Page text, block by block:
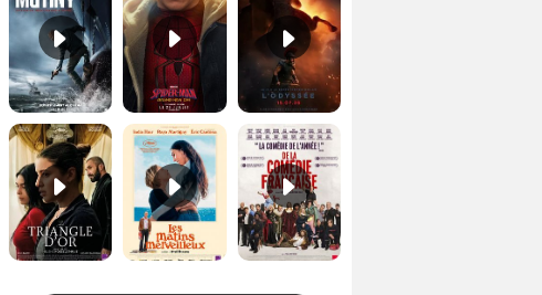
Le Triangle d'or Bande-annonce VF De la Comédie-Française Teaser VF